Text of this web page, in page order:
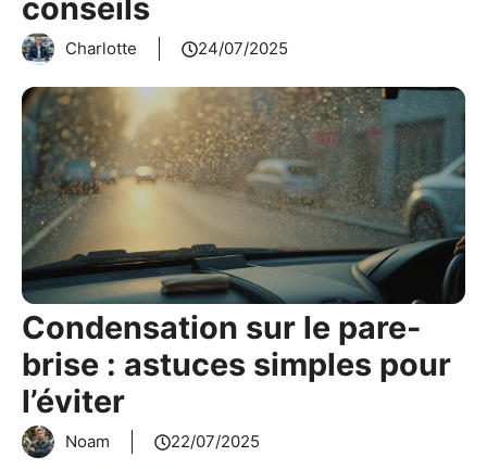
conseils
Charlotte 24/07/2025
Condensation sur le pare-
brise : astuces simples pour
l’éviter
Noam 22/07/2025